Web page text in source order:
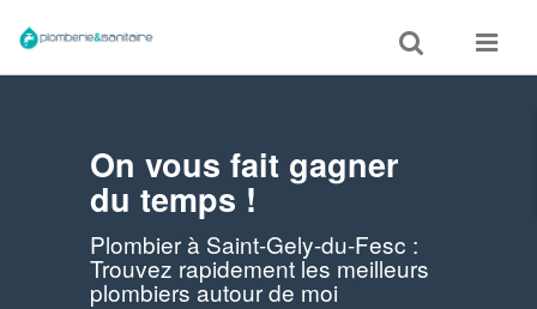
Toggle
search
Toggle
On vous fait gagner
du temps !
Plombier à Saint-Gely-du-Fesc :
Trouvez rapidement les meilleurs
plombiers autour de moi